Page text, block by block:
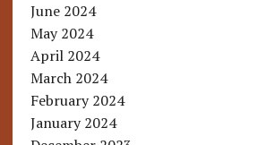
June 2024
May 2024
April 2024
March 2024
February 2024
January 2024